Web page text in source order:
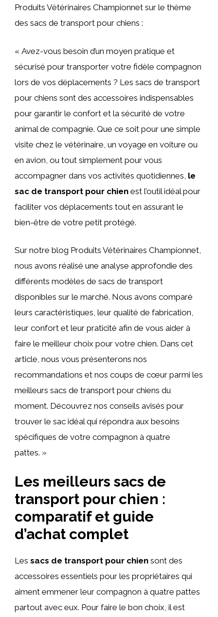
Produits Vétérinaires Championnet sur le thème
des sacs de transport pour chiens :
« Avez-vous besoin d’un moyen pratique et
sécurisé pour transporter votre fidèle compagnon
lors de vos déplacements ? Les sacs de transport
pour chiens sont des accessoires indispensables
pour garantir le confort et la sécurité de votre
animal de compagnie. Que ce soit pour une simple
visite chez le vétérinaire, un voyage en voiture ou
en avion, ou tout simplement pour vous
accompagner dans vos activités quotidiennes, le
sac de transport pour chien est l’outil idéal pour
faciliter vos déplacements tout en assurant le
bien-être de votre petit protégé.
Sur notre blog Produits Vétérinaires Championnet,
nous avons réalisé une analyse approfondie des
différents modèles de sacs de transport
disponibles sur le marché. Nous avons comparé
leurs caractéristiques, leur qualité de fabrication,
leur confort et leur praticité afin de vous aider à
faire le meilleur choix pour votre chien. Dans cet
article, nous vous présenterons nos
recommandations et nos coups de cœur parmi les
meilleurs sacs de transport pour chiens du
moment. Découvrez nos conseils avisés pour
trouver le sac idéal qui répondra aux besoins
spécifiques de votre compagnon à quatre
pattes. »
Les meilleurs sacs de
transport pour chien :
comparatif et guide
d’achat complet
Les sacs de transport pour chien sont des
accessoires essentiels pour les propriétaires qui
aiment emmener leur compagnon à quatre pattes
partout avec eux. Pour faire le bon choix, il est